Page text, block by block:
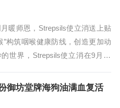
暖师恩，Strepsils使立消送上贴
”构筑咽喉健康防线，创造更加动
世界，Strepsils使立消在9月10
”帮手，让您免受咽喉不...
御坊堂牌海狗油满血复活